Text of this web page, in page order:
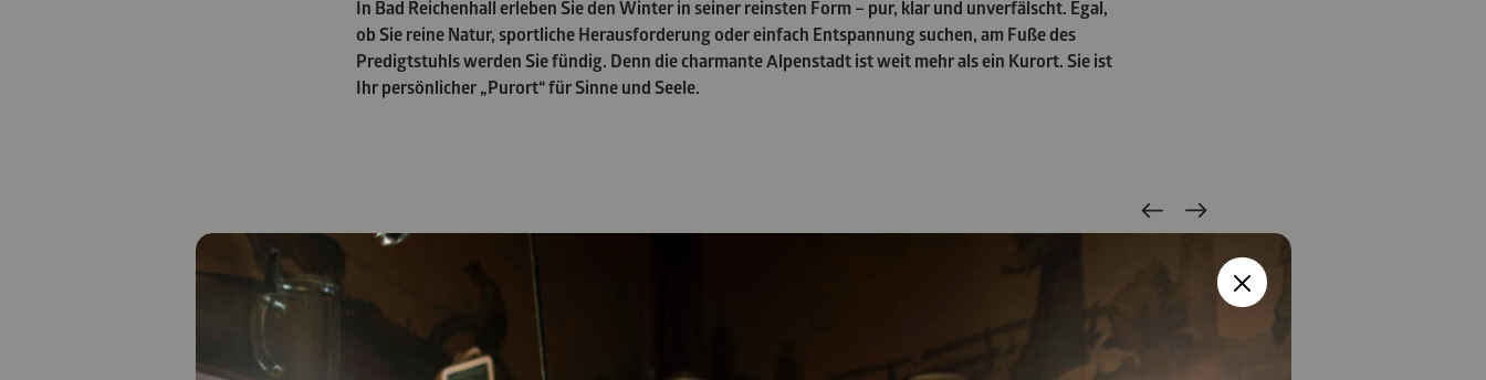
In Bad Reichenhall erleben Sie den Winter in seiner reinsten Form – pur, klar und unverfälscht. Egal,
ob Sie reine Natur, sportliche Herausforderung oder einfach Entspannung suchen, am Fuße des
Predigtstuhls werden Sie fündig. Denn die charmante Alpenstadt ist weit mehr als ein Kurort. Sie ist
Ihr persönlicher „Purort“ für Sinne und Seele.